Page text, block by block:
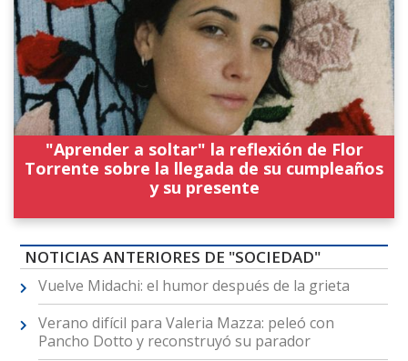
"Aprender a soltar" la reflexión de Flor
Torrente sobre la llegada de su cumpleaños
y su presente
NOTICIAS ANTERIORES DE "SOCIEDAD"
Vuelve Midachi: el humor después de la grieta
Verano difícil para Valeria Mazza: peleó con
Pancho Dotto y reconstruyó su parador